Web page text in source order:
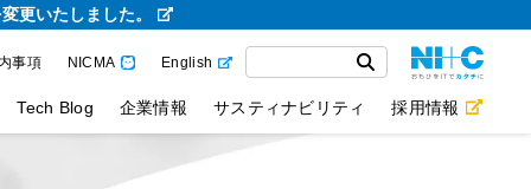
更いたしました。
事項 NICMA English
Tech Blog 企業情報 サスティナビリティ 採用情報